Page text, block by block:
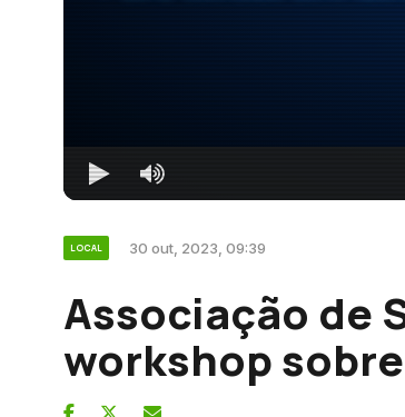
LOCAL 30 out, 2023, 09:39
Associação de
workshop